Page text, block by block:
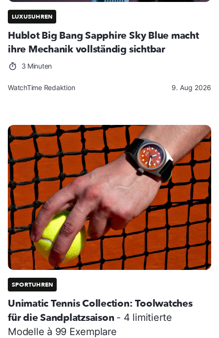
LUXUSUHREN
Hublot Big Bang Sapphire Sky Blue macht
ihre Mechanik vollständig sichtbar
3 Minuten
WatchTime Redaktion 9. Aug 2026
SPORTUHREN
Unimatic Tennis Collection: Toolwatches
für die Sandplatzsaison - 4 limitierte
Modelle à 99 Exemplare